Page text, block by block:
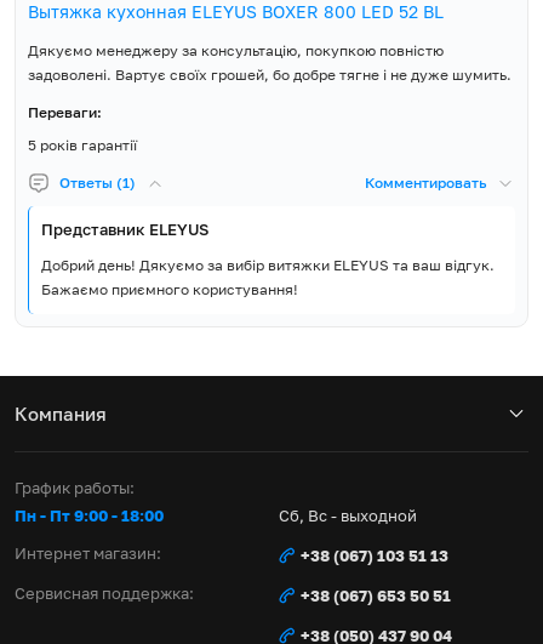
Вытяжка кухонная ELEYUS BOXER 800 LED 52 BL
Дякуємо менеджеру за консультацію, покупкою повністю
задоволені. Вартує своїх грошей, бо добре тягне і не дуже шумить.
Переваги:
5 років гарантії
Ответы (1) Комментировать
Представник ELEYUS
Добрий день! Дякуємо за вибір витяжки ELEYUS та ваш відгук.
Бажаємо приємного користування!
Компания
График работы:
Пн - Пт 9:00 - 18:00
Сб, Вс - выходной
Интернет магазин:
+38 (067) 103 51 13
Сервисная поддержка:
+38 (067) 653 50 51
+38 (050) 437 90 04